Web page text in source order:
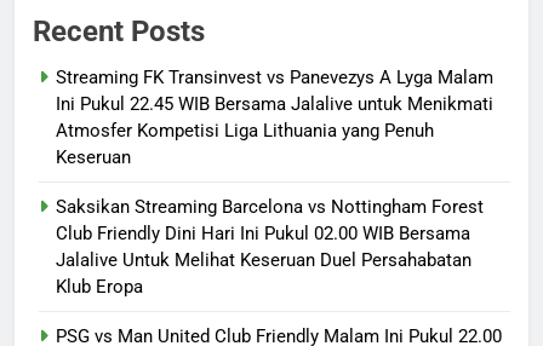
Recent Posts
Streaming FK Transinvest vs Panevezys A Lyga Malam
Ini Pukul 22.45 WIB Bersama Jalalive untuk Menikmati
Atmosfer Kompetisi Liga Lithuania yang Penuh
Keseruan
Saksikan Streaming Barcelona vs Nottingham Forest
Club Friendly Dini Hari Ini Pukul 02.00 WIB Bersama
Jalalive Untuk Melihat Keseruan Duel Persahabatan
Klub Eropa
PSG vs Man United Club Friendly Malam Ini Pukul 22.00